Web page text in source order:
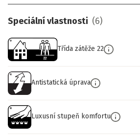
Speciální vlastnosti (6)
Třída zátěže 22
Antistatická úprava
Luxusní stupeň komfortu